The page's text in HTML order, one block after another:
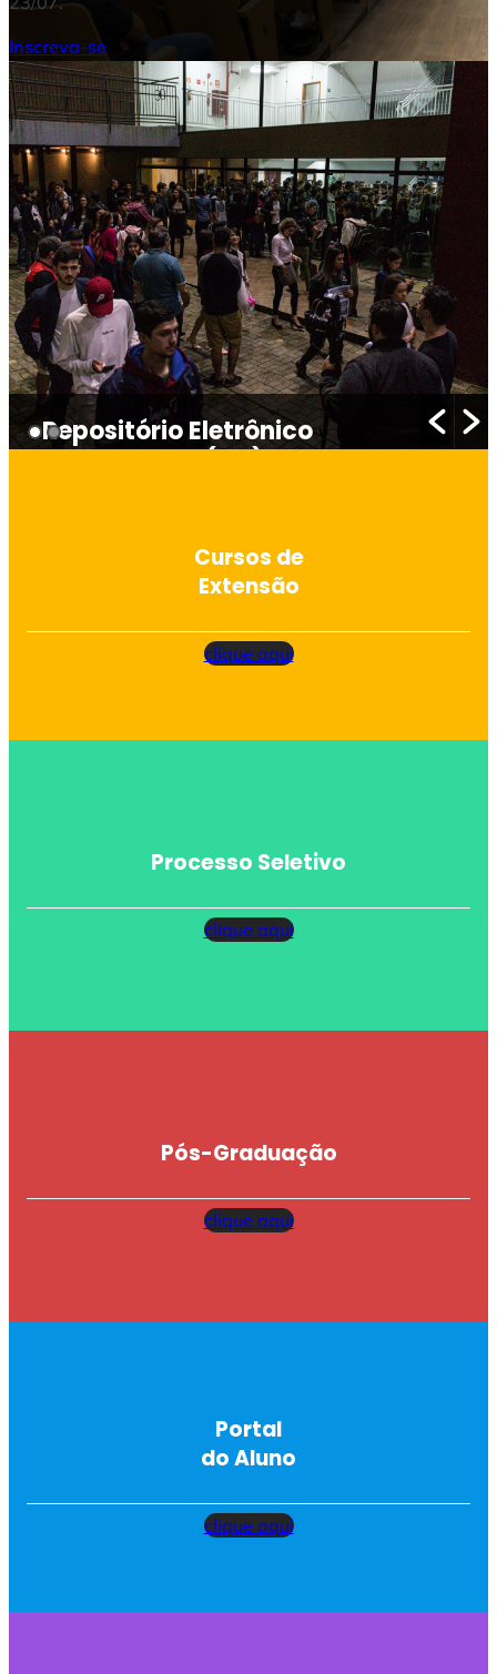
Inscreva-se
Repositório Eletrônico
Institucional (REI)
Cursos de
Extensão
clique aqui
Processo Seletivo
clique aqui
Pós-Graduação
clique aqui
Portal
do Aluno
clique aqui